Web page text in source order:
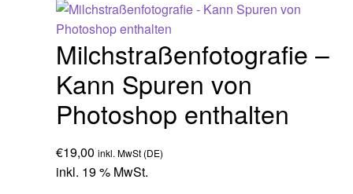
Milchstraßenfotografie –
Kann Spuren von
Photoshop enthalten
€19,00 inkl. MwSt (DE)
inkl. 19 % MwSt.